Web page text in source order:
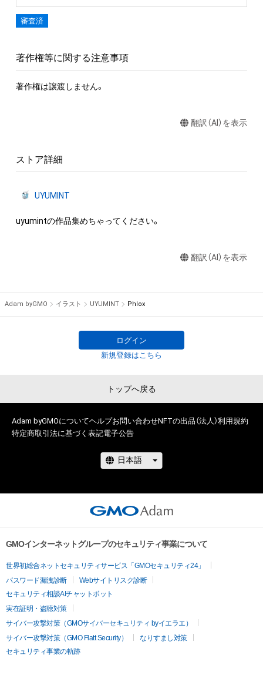
審査済
著作権等に関する注意事項
著作権は譲渡しません。
翻訳（AI）を表示
ストア詳細
UYUMINT
uyumintの作品集めちゃってください。
翻訳（AI）を表示
Adam byGMO イラスト UYUMINT Phlox
ログイン
新規登録はこちら
トップへ戻る
Adam byGMOについてヘルプお問い合わせNFTの出品（法人）利用規約
特定商取引法に基づく表記電子公告
GMOインターネットグループのセキュリティ事業について
世界初総合ネットセキュリティサービス「GMOセキュリティ24」
パスワード漏洩診断
Webサイトリスク診断
セキュリティ相談AIチャットボット
実在証明・盗聴対策
サイバー攻撃対策（GMOサイバーセキュリティ byイエラエ）
サイバー攻撃対策（GMO Flatt Security）
なりすまし対策
セキュリティ事業の軌跡